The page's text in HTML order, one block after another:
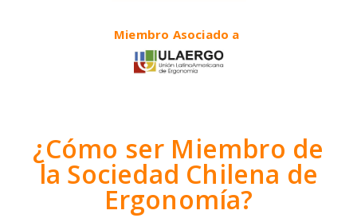
Miembro Asociado a
¿Cómo ser Miembro de
la Sociedad Chilena de
Ergonomía?